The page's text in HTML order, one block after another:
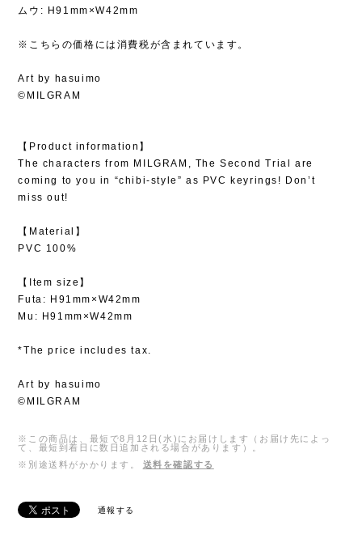
ムウ: H91mm×W42mm
※こちらの価格には消費税が含まれています。
Art by hasuimo
©MILGRAM
【Product information】
The characters from MILGRAM, The Second Trial are
coming to you in “chibi-style” as PVC keyrings! Don’t
miss out!
【Material】
PVC 100%
【Item size】
Futa: H91mm×W42mm
Mu: H91mm×W42mm
*The price includes tax.
Art by hasuimo
©MILGRAM
※この商品は、最短で8月12日(水)にお届けします（お届け先によっ
て、最短到着日に数日追加される場合があります）。
※別途送料がかかります。
送料を確認する
通報する